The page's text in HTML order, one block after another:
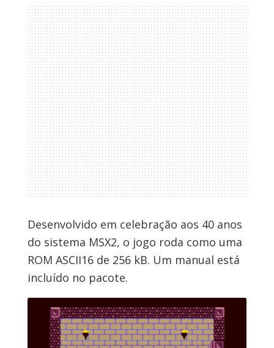
Desenvolvido em celebração aos 40 anos
do sistema MSX2, o jogo roda como uma
ROM ASCII16 de 256 kB. Um manual está
incluído no pacote.